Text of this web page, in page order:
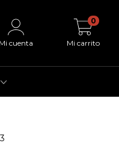
Mi cuenta Mi carrito
0